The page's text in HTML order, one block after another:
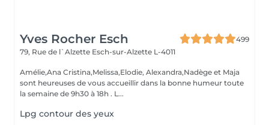
Yves Rocher Esch
499
79, Rue de l`Alzette Esch-sur-Alzette L-4011
Amélie,Ana Cristina,Melissa,Elodie, Alexandra,Nadège et Maja
sont heureuses de vous accueillir dans la bonne humeur toute
la semaine de 9h30 à 18h . L...
Lpg contour des yeux